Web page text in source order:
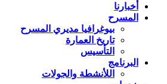
أخبارنا
المسرح
بيوغرافيا مديري المسرح
تاريخ العمارة
التأسيس
البرنامج
اللأنشطة والجولات